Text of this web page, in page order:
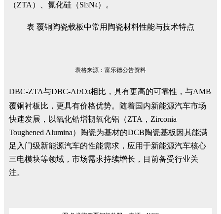
（ZTA）、氮化硅（Si3N4）。
表 覆铜陶瓷载板中常用陶瓷材料性能与技术特点
表格来源：富乐德公告资料
DBC-ZTA与DBC-Al2O3相比，具有更高的可靠性，与AMB
覆铜衬板比，更具有价格优势。随着国内新能源汽车市场
快速发展，以氧化锆增韧氧化铝（ZTA，Zirconia
Toughened Alumina）陶瓷为基材的DCB陶瓷基板因其能满
足入门级新能源汽车的性能需求，应用于新能源汽车核心
三电模块等领域，市场需求持续增长，目前备受行业关
注。